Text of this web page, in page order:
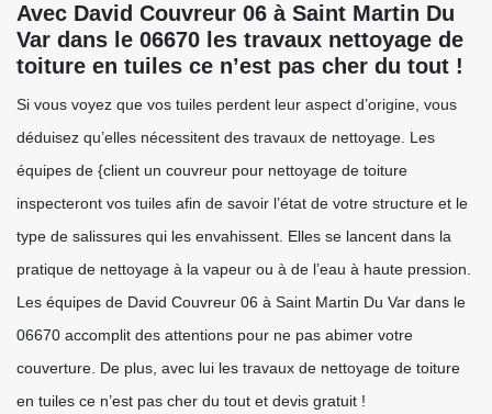
Avec David Couvreur 06 à Saint Martin Du
Var dans le 06670 les travaux nettoyage de
toiture en tuiles ce n’est pas cher du tout !
Si vous voyez que vos tuiles perdent leur aspect d’origine, vous
déduisez qu’elles nécessitent des travaux de nettoyage. Les
équipes de {client un couvreur pour nettoyage de toiture
inspecteront vos tuiles afin de savoir l’état de votre structure et le
type de salissures qui les envahissent. Elles se lancent dans la
pratique de nettoyage à la vapeur ou à de l’eau à haute pression.
Les équipes de David Couvreur 06 à Saint Martin Du Var dans le
06670 accomplit des attentions pour ne pas abimer votre
couverture. De plus, avec lui les travaux de nettoyage de toiture
en tuiles ce n’est pas cher du tout et devis gratuit !